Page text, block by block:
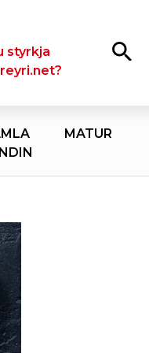
styrkja
MATUR